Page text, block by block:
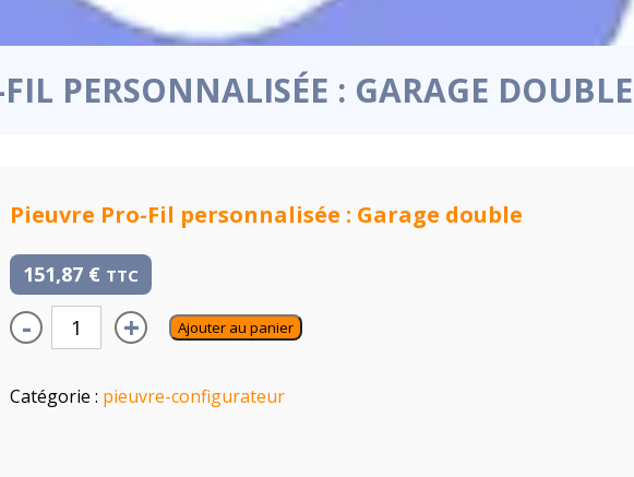
PERSONNALISÉE : GARAGE DOUBLE
Pieuvre Pro-Fil personnalisée : Garage double
151,87 € TTC
- + Ajouter au panier
Catégorie : pieuvre-configurateur